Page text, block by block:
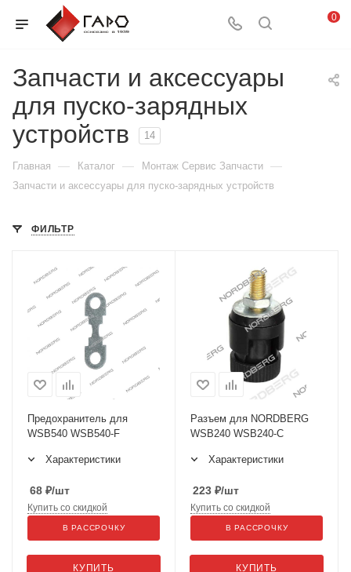
0
Запчасти и аксессуары
для пуско-зарядных
устройств
14
Главная — Каталог — Монтаж Сервис Запчасти —
Запчасти и аксессуары для пуско-зарядных устройств
ФИЛЬТР
Предохранитель для
WSB540 WSB540-F
Характеристики
68 ₽/шт
КУПИТЬ
Купить со скидкой
В РАССРОЧКУ
Разъем для NORDBERG
WSB240 WSB240-C
Характеристики
223 ₽/шт
КУПИТЬ
Купить со скидкой
В РАССРОЧКУ